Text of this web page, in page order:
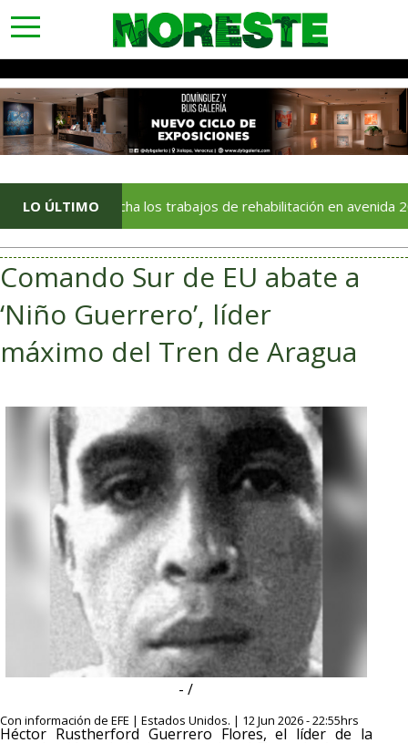
toggle
navigation
LO ÚLTIMO
En marcha los trabajos de rehabilitación en avenida 20 de
Comando Sur de EU abate a
‘Niño Guerrero’, líder
máximo del Tren de Aragua
- /
Con información de EFE | Estados Unidos. | 12 Jun 2026 - 22:55hrs
Héctor Rustherford Guerrero Flores, el líder de la